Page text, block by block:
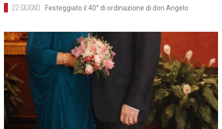
22 GIUGNO Festeggiato il 40° di ordinazione di don Angelo